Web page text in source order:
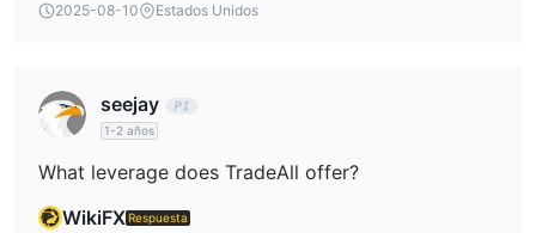
versiones, comoEscritorio, web, iOS y Android
El depósito mínimo es de
TradeAll FX o TradeAll acciones.
Opciones de atención al cliente
Los traders pueden contactar a TradeAll a través de
2025-08-10
Estados Unidos
seejay
1-2 años
What leverage does TradeAll offer?
WikiFXRespuesta